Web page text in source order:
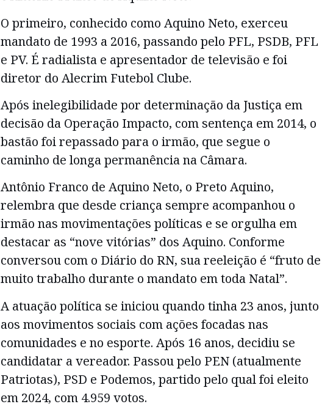
O primeiro, conhecido como Aquino Neto, exerceu
mandato de 1993 a 2016, passando pelo PFL, PSDB, PFL
e PV. É radialista e apresentador de televisão e foi
diretor do Alecrim Futebol Clube.
Após inelegibilidade por determinação da Justiça em
decisão da Operação Impacto, com sentença em 2014, o
bastão foi repassado para o irmão, que segue o
caminho de longa permanência na Câmara.
Antônio Franco de Aquino Neto, o Preto Aquino,
relembra que desde criança sempre acompanhou o
irmão nas movimentações políticas e se orgulha em
destacar as “nove vitórias” dos Aquino. Conforme
conversou com o Diário do RN, sua reeleição é “fruto de
muito trabalho durante o mandato em toda Natal”.
A atuação política se iniciou quando tinha 23 anos, junto
aos movimentos sociais com ações focadas nas
comunidades e no esporte. Após 16 anos, decidiu se
candidatar a vereador. Passou pelo PEN (atualmente
Patriotas), PSD e Podemos, partido pelo qual foi eleito
em 2024, com 4.959 votos.